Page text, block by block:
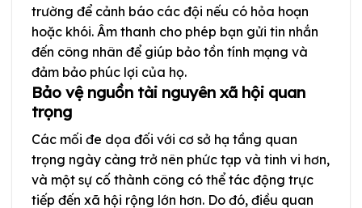
trường để cảnh báo các đội nếu có hỏa hoạn
hoặc khói. Âm thanh cho phép bạn gửi tin nhắn
đến công nhân để giúp bảo tồn tính mạng và
đảm bảo phúc lợi của họ.
Bảo vệ nguồn tài nguyên xã hội quan
trọng
Các mối đe dọa đối với cơ sở hạ tầng quan
trọng ngày càng trở nên phức tạp và tinh vi hơn,
và một sự cố thành công có thể tác động trực
tiếp đến xã hội rộng lớn hơn. Do đó, điều quan